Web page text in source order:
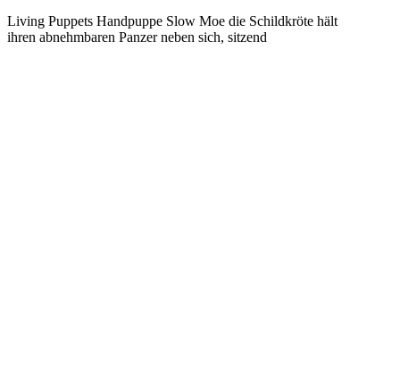
Living Puppets Handpuppe Slow Moe die Schildkröte hält
ihren abnehmbaren Panzer neben sich, sitzend